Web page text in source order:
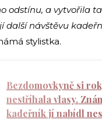
odstínu, a vytvořila
další návštěvu
stylistka.
Bezdomovkyně si
nestříhala vlasy.
kadeřník jí nabídl